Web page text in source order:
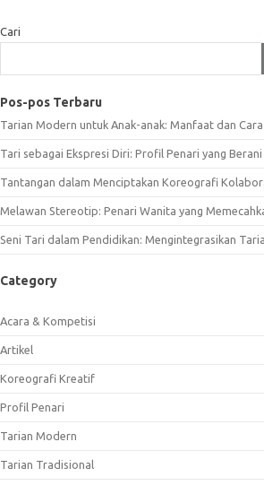
Cari
Pos-pos Terbaru
Tarian Modern untuk Anak-anak: Manfaat dan
Tari sebagai Ekspresi Diri: Profil Penari yang
Tantangan dalam Menciptakan Koreografi
Melawan Stereotip: Penari Wanita yang
Seni Tari dalam Pendidikan: Mengintegrasikan
Category
Acara & Kompetisi
Artikel
Koreografi Kreatif
Profil Penari
Tarian Modern
Tarian Tradisional